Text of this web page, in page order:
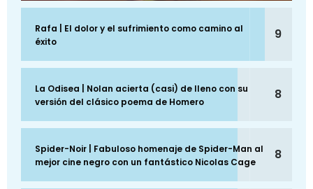
Rafa | El dolor y el sufrimiento como camino al
éxito
9
La Odisea | Nolan acierta (casi) de lleno con su
versión del clásico poema de Homero
8
Spider-Noir | Fabuloso homenaje de Spider-Man al
mejor cine negro con un fantástico Nicolas Cage
8